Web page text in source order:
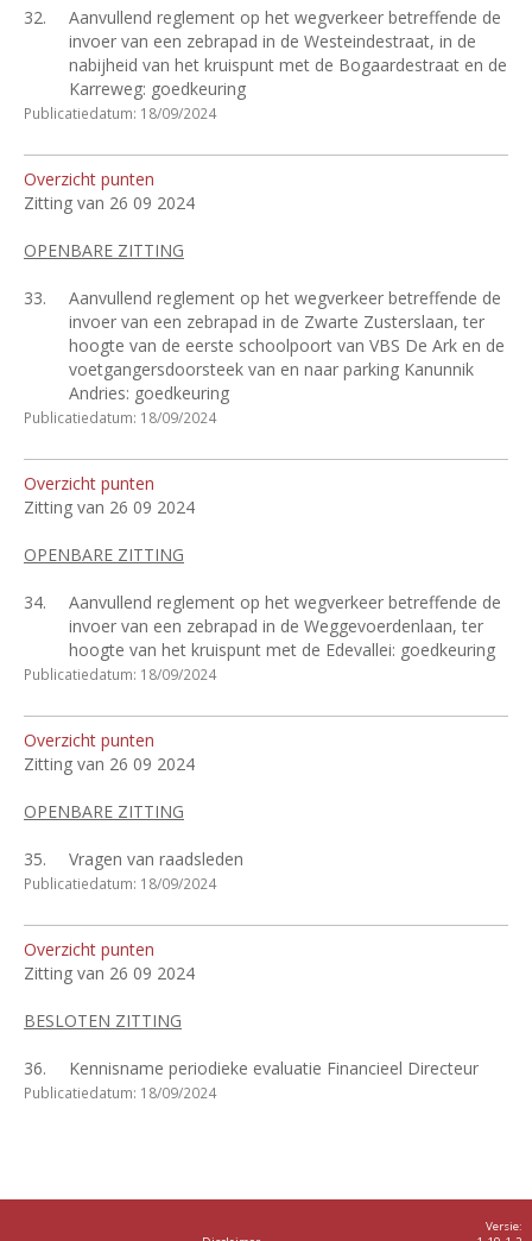
32.
Aanvullend reglement op het wegverkeer betreffende de
invoer van een zebrapad in de Westeindestraat, in de
nabijheid van het kruispunt met de Bogaardestraat en de
Karreweg: goedkeuring
Publicatiedatum: 18/09/2024
Overzicht punten
Zitting van 26 09 2024
OPENBARE ZITTING
33.
Aanvullend reglement op het wegverkeer betreffende de
invoer van een zebrapad in de Zwarte Zusterslaan, ter
hoogte van de eerste schoolpoort van VBS De Ark en de
voetgangersdoorsteek van en naar parking Kanunnik
Andries: goedkeuring
Publicatiedatum: 18/09/2024
Overzicht punten
Zitting van 26 09 2024
OPENBARE ZITTING
34.
Aanvullend reglement op het wegverkeer betreffende de
invoer van een zebrapad in de Weggevoerdenlaan, ter
hoogte van het kruispunt met de Edevallei: goedkeuring
Publicatiedatum: 18/09/2024
Overzicht punten
Zitting van 26 09 2024
OPENBARE ZITTING
35. Vragen van raadsleden
Publicatiedatum: 18/09/2024
Overzicht punten
Zitting van 26 09 2024
BESLOTEN ZITTING
36. Kennisname periodieke evaluatie Financieel Directeur
Publicatiedatum: 18/09/2024
Versie: